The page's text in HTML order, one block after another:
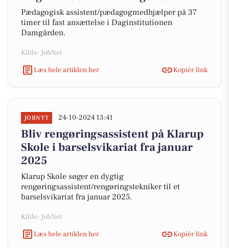
Pædagogisk assistent/pædagogmedhjælper på 37
timer til fast ansættelse i Daginstitutionen
Damgården.
Kilde: JobNet
Læs hele artiklen her
Kopiér link
JOBNYT 24-10-2024 13:41
Bliv rengøringsassistent på Klarup
Skole i barselsvikariat fra januar
2025
Klarup Skole søger en dygtig
rengøringsassistent/rengøringstekniker til et
barselsvikariat fra januar 2025.
Kilde: JobNet
Læs hele artiklen her
Kopiér link